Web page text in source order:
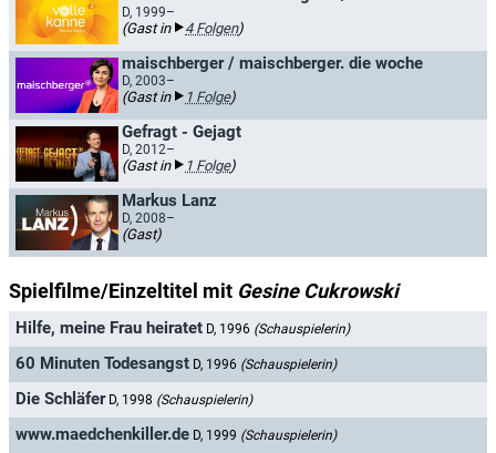
D, 1999–
(Gast in 4 Folgen)
maischberger / maischberger. die woche
D, 2003–
(Gast in 1 Folge)
Gefragt - Gejagt
D, 2012–
(Gast in 1 Folge)
Markus Lanz
D, 2008–
(Gast)
Spielfilme/Einzeltitel mit Gesine Cukrowski
Hilfe, meine Frau heiratet D, 1996 (Schauspielerin)
60 Minuten Todesangst D, 1996 (Schauspielerin)
Die Schläfer D, 1998 (Schauspielerin)
www.maedchenkiller.de D, 1999 (Schauspielerin)